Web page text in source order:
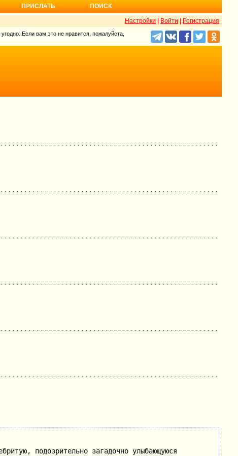
ПРИСЛАТЬ ПОИСК
Настройки Войти Регистрация
Если вам это не нравится, пожалуйста,
подозрительно загадочно улыбающуюся